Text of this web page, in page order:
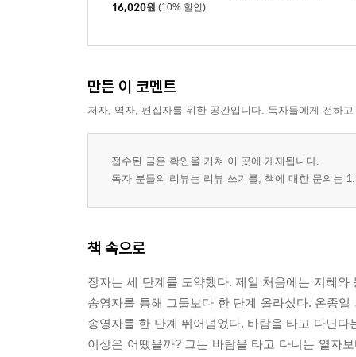
16,020원 (10% 할인)
만든 이 코멘트
저자, 역자, 편집자를 위한 공간입니다. 독자들에게 전하
접수된 글은 확인을 거쳐 이 곳에 게재됩니다.
독자 분들의 리뷰는 리뷰 쓰기를, 책에 대한 문의는
책 속으로
장자는 세 단계를 도약했다. 제일 처음에는 지혜
송영자를 통해 그들보다 한 단계 올라섰다. 온종
송영자를 한 단계 뛰어넘었다. 바람을 타고 다닌
이상은 어땠을까? 그는 바람을 타고 다니는 열자